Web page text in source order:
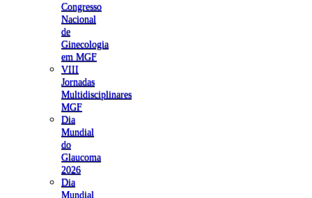
Congresso
Nacional
de
Ginecologia
em MGF
VIII
Jornadas
Multidisciplinares
MGF
Dia
Mundial
do
Glaucoma
2026
Dia
Mundial